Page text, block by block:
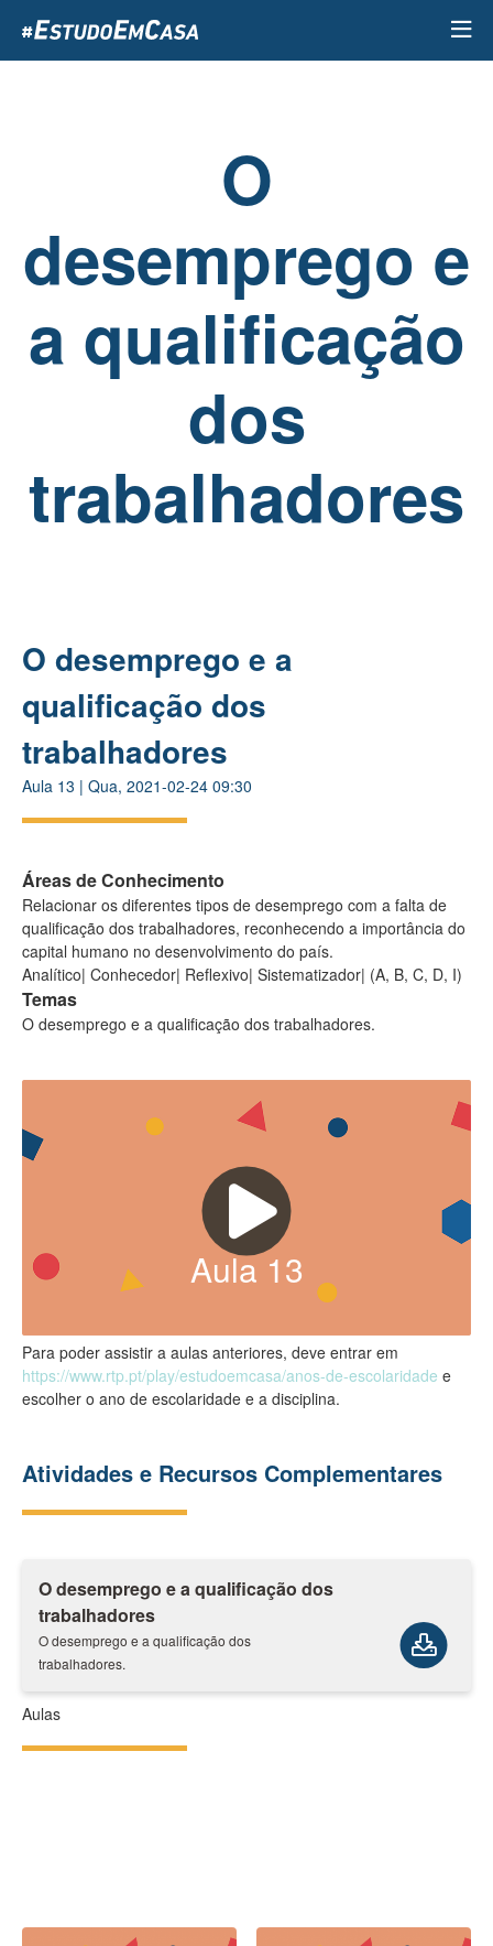
para
o
O
desemprego e
a qualificação
dos
trabalhadores
O desemprego e a
qualificação dos
trabalhadores
Aula 13 | Qua, 2021-02-24 09:30
Áreas de Conhecimento
Relacionar os diferentes tipos de desemprego com a falta de
qualificação dos trabalhadores, reconhecendo a importância do
capital humano no desenvolvimento do país.
Analítico| Conhecedor| Reflexivo| Sistematizador| (A, B, C, D, I)
Temas
O desemprego e a qualificação dos trabalhadores.
Aula13
Para poder assistir a aulas anteriores, deve entrar em
https://www.rtp.pt/play/estudoemcasa/anos-de-escolaridade e
escolher o ano de escolaridade e a disciplina.
Atividades e Recursos Complementares
O desemprego e a qualificação dos
trabalhadores
O desemprego e a qualificação dos
trabalhadores.
Aulas